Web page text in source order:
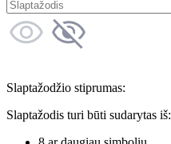
Slaptažodžio stiprumas:
Slaptažodis turi būti sudarytas iš: